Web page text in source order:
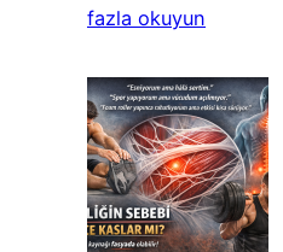
fazla okuyun
Normal
Ama
Bacak
Ağrısı:
Bağlı